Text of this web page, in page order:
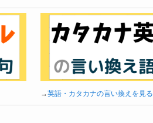
→英語・カタカナの言い換えを見る